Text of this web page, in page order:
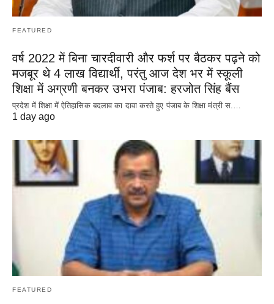
FEATURED
वर्ष 2022 में बिना चारदीवारी और फर्श पर बैठकर पढ़ने को
मजबूर थे 4 लाख विद्यार्थी, परंतु आज देश भर में स्कूली
शिक्षा में अग्रणी बनकर उभरा पंजाब: हरजोत सिंह बैंस
प्रदेश में शिक्षा में ऐतिहासिक बदलाव का दावा करते हुए पंजाब के शिक्षा मंत्री स.…
1 day ago
FEATURED